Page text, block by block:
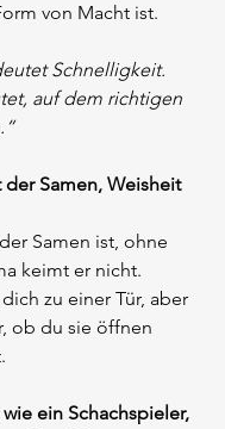
von Macht ist.
Schnelligkeit.
auf dem richtigen
Samen, Weisheit
Samen ist, ohne
keimt er nicht.
zu einer Tür, aber
ob du sie öffnen
ein Schachspieler,